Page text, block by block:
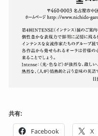
共有:
Facebook X